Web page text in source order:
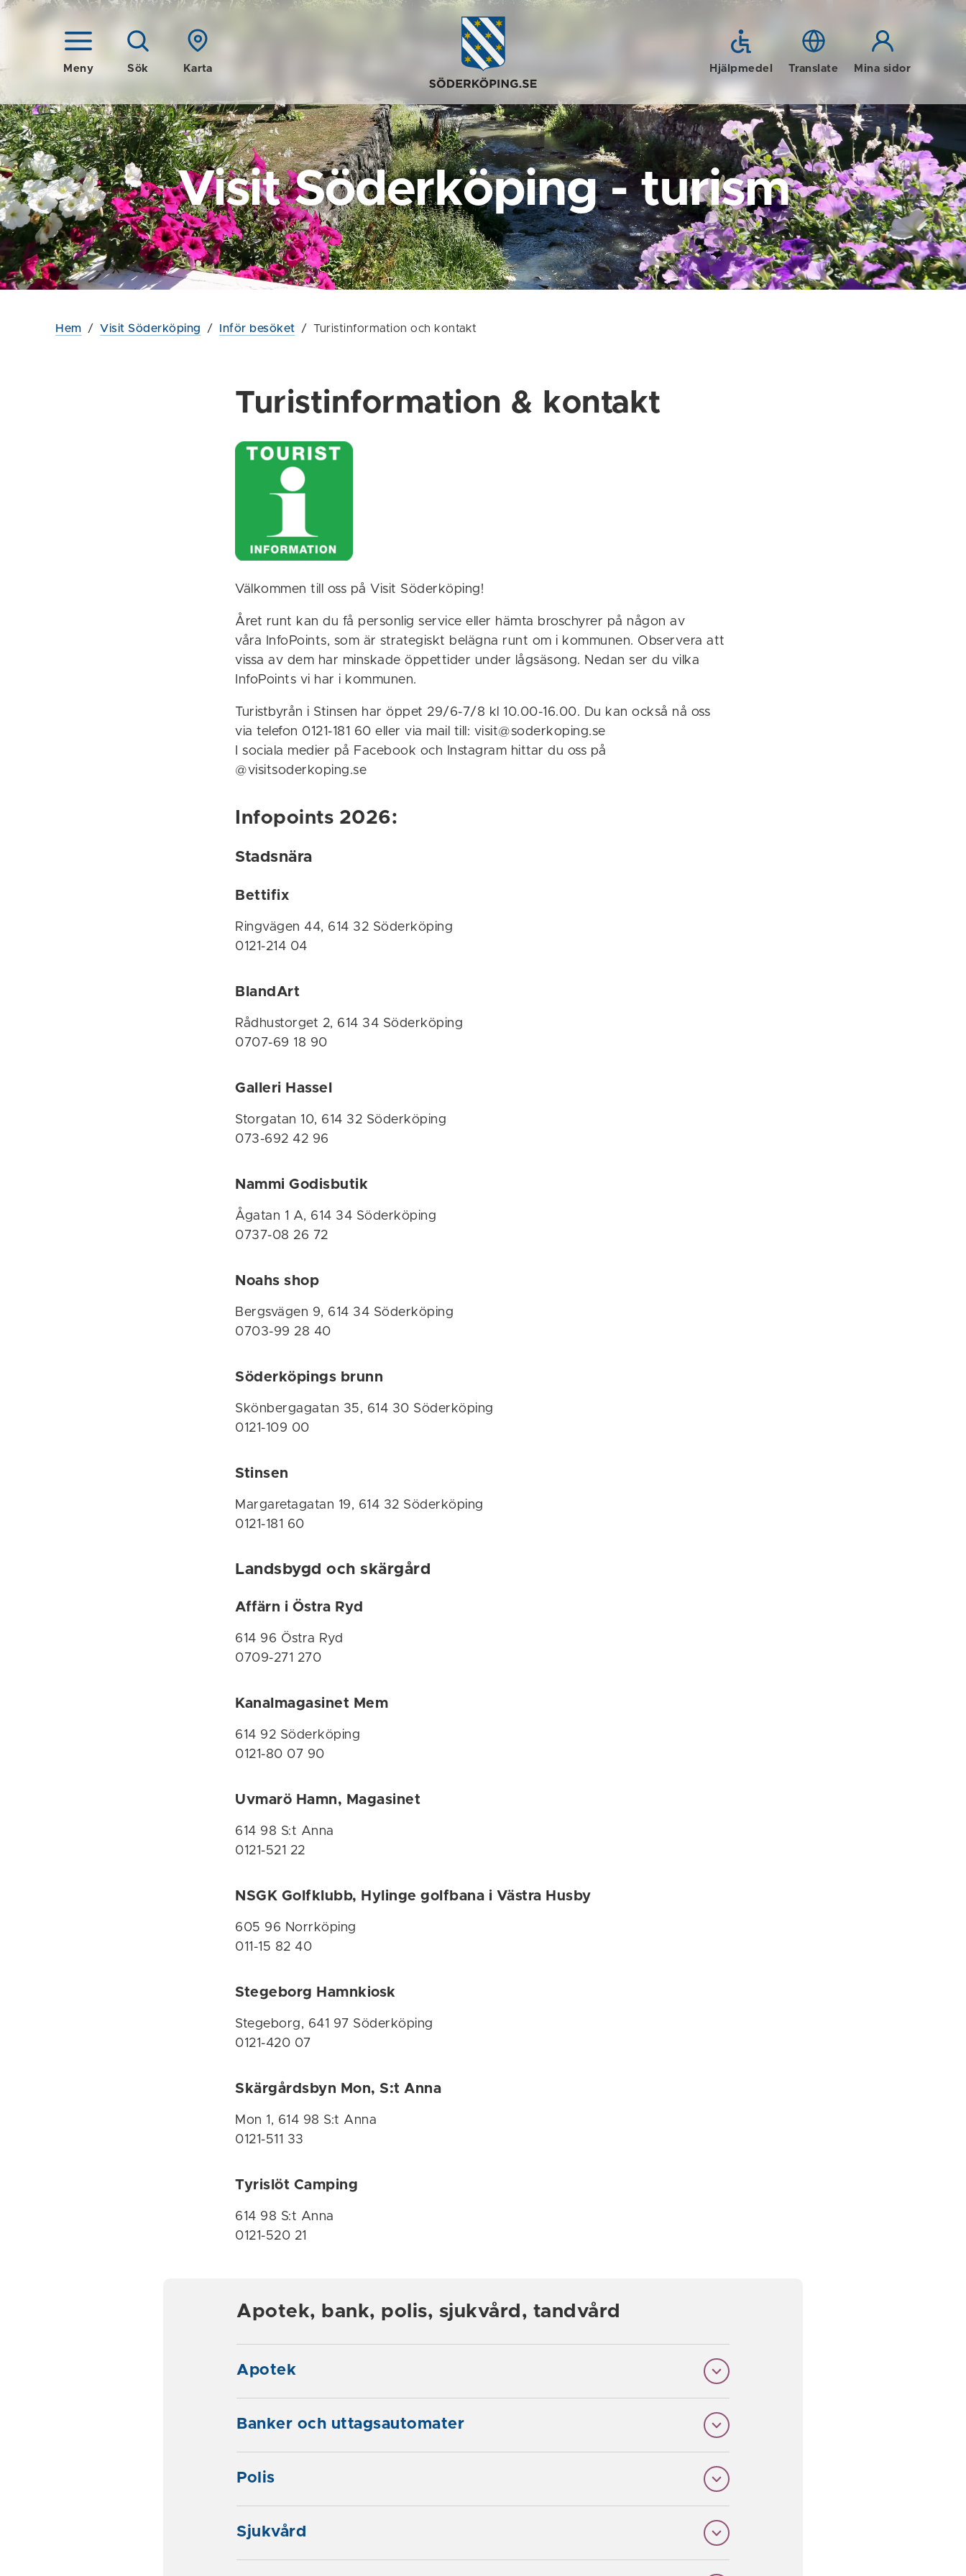
Meny Sök Karta Hjälpmedel Translate Mina sidor
Visit Söderköping - turism
Hem / Visit Söderköping / Inför besöket / Turistinformation och kontakt
Turistinformation & kontakt
Välkommen till oss på Visit Söderköping!
Året runt kan du få personlig service eller hämta broschyrer på någon av
våra InfoPoints, som är strategiskt belägna runt om i kommunen. Observera att
vissa av dem har minskade öppettider under lågsäsong. Nedan ser du vilka
InfoPoints vi har i kommunen.
Turistbyrån i Stinsen har öppet 29/6-7/8 kl 10.00-16.00. Du kan också nå oss
via telefon 0121-181 60 eller via mail till: visit@soderkoping.se
I sociala medier på Facebook och Instagram hittar du oss på
@visitsoderkoping.se
Infopoints 2026:
Stadsnära
Bettifix
Ringvägen 44, 614 32 Söderköping
0121-214 04
BlandArt
Rådhustorget 2, 614 34 Söderköping
0707-69 18 90
Galleri Hassel
Storgatan 10, 614 32 Söderköping
073-692 42 96
Nammi Godisbutik
Ågatan 1 A, 614 34 Söderköping
0737-08 26 72
Noahs shop
Bergsvägen 9, 614 34 Söderköping
0703-99 28 40
Söderköpings brunn
Skönbergagatan 35, 614 30 Söderköping
0121-109 00
Stinsen
Margaretagatan 19, 614 32 Söderköping
0121-181 60
Landsbygd och skärgård
Affärn i Östra Ryd
614 96 Östra Ryd
0709-271 270
Kanalmagasinet Mem
614 92 Söderköping
0121-80 07 90
Uvmarö Hamn, Magasinet
614 98 S:t Anna
0121-521 22
NSGK Golfklubb, Hylinge golfbana i Västra Husby
605 96 Norrköping
011-15 82 40
Stegeborg Hamnkiosk
Stegeborg, 641 97 Söderköping
0121-420 07
Skärgårdsbyn Mon, S:t Anna
Mon 1, 614 98 S:t Anna
0121-511 33
Tyrislöt Camping
614 98 S:t Anna
0121-520 21
Apotek, bank, polis, sjukvård, tandvård
Apotek
Banker och uttagsautomater
Polis
Sjukvård